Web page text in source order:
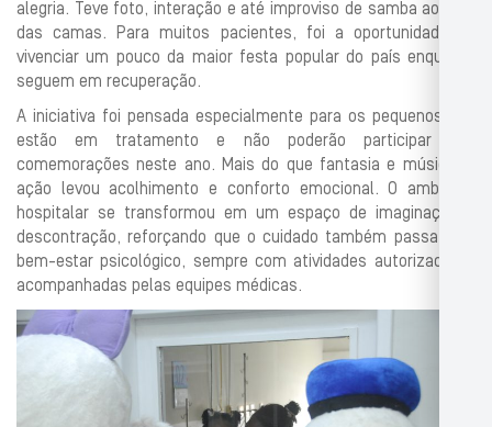
alegria. Teve foto, interação e até improviso de samba ao lado
das camas. Para muitos pacientes, foi a oportunidade de
vivenciar um pouco da maior festa popular do país enquanto
seguem em recuperação.
A iniciativa foi pensada especialmente para os pequenos que
estão em tratamento e não poderão participar das
comemorações neste ano. Mais do que fantasia e música, a
ação levou acolhimento e conforto emocional. O ambiente
hospitalar se transformou em um espaço de imaginação e
descontração, reforçando que o cuidado também passa pelo
bem-estar psicológico, sempre com atividades autorizadas e
acompanhadas pelas equipes médicas.